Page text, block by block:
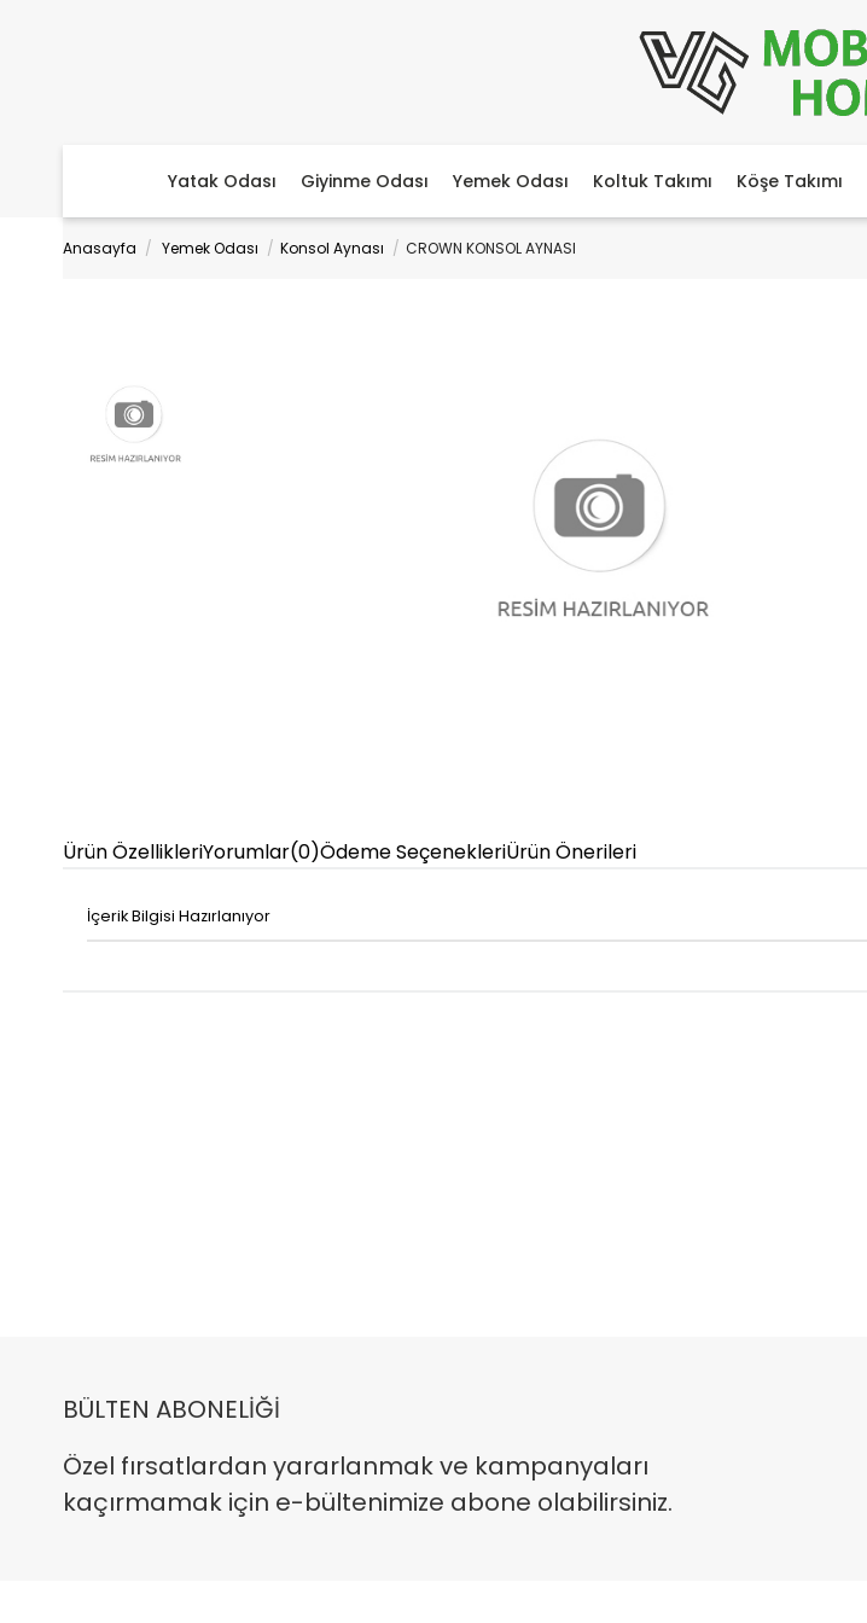
Yatak Odası Giyinme Odası Yemek Odası Koltuk Takımı Köşe Takımı
Anasayfa Yemek Odası Konsol Aynası CROWN KONSOL AYNASI
Ürün ÖzellikleriYorumlar(0)Ödeme SeçenekleriÜrün Önerileri
İçerik Bilgisi Hazırlanıyor
BÜLTEN ABONELİĞİ
Özel fırsatlardan yararlanmak ve kampanyaları
kaçırmamak için e-bültenimize abone olabilirsiniz.